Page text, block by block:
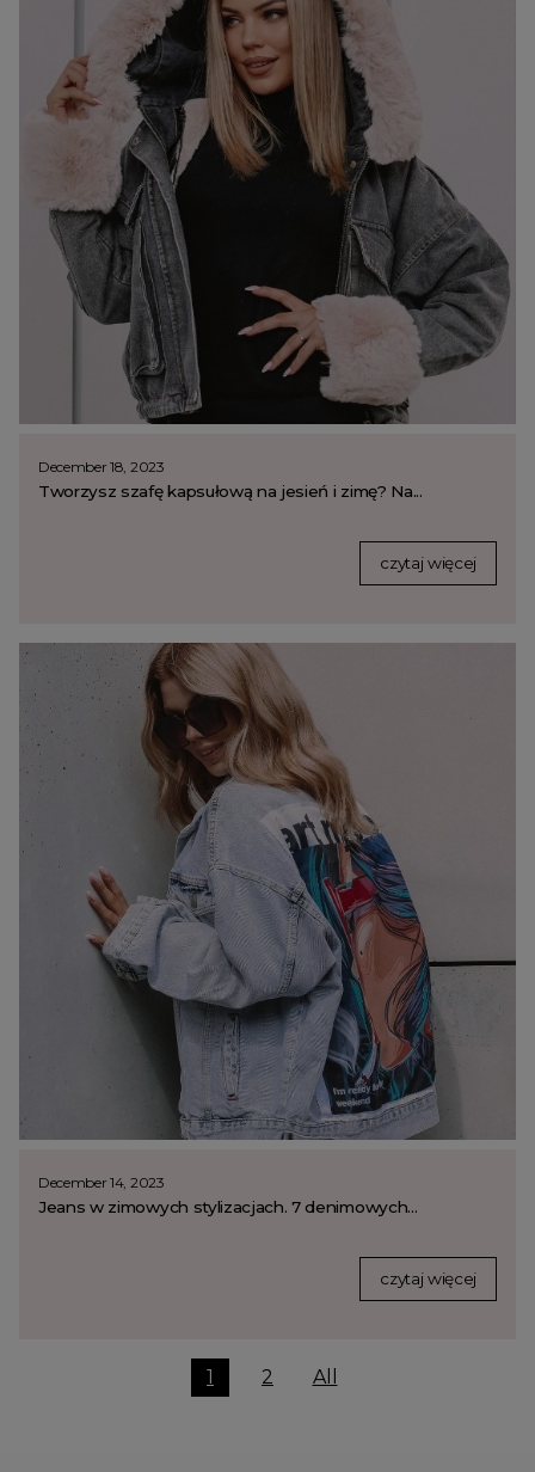
December 18, 2023
Tworzysz szafę kapsułową na jesień i zimę? Na...
czytaj więcej
December 14, 2023
Jeans w zimowych stylizacjach. 7 denimowych...
czytaj więcej
1 2 All